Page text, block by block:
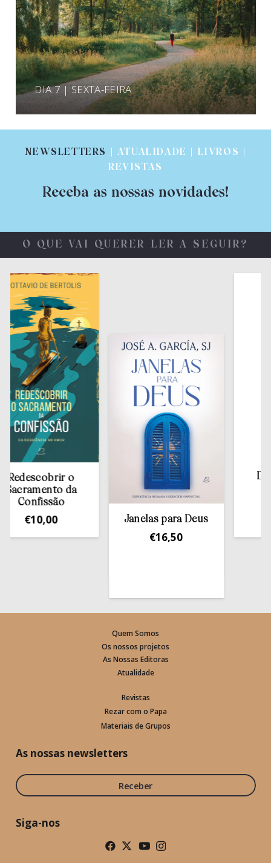
DIA 7 | SEXTA-FEIRA
NEWSLETTERS
| ATUALIDADE | LIVROS |
REVISTAS
Receba as nossas novidades!
O QUE VAI QUERER LER A SEGUIR?
o
da
Confissão
10,00 Janelas para Deus
16,50
Quem Somos
Os nossos projetos
As Nossas Editoras
Atualidade
Revistas
Rezar com o Papa
Materiais de Grupos
As nossas newsletters
Receber
Siga-nos